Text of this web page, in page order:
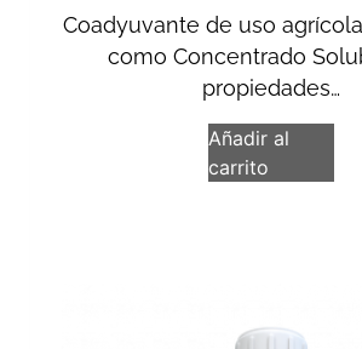
Coadyuvante de uso
como Concentrado
propiedades…
Añadir al
carrito